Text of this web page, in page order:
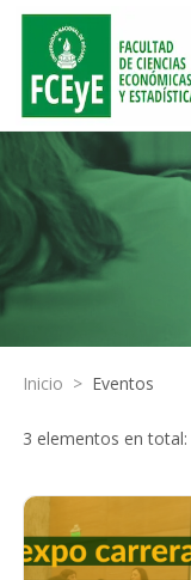
Inicio > Eventos
3 elementos en total: